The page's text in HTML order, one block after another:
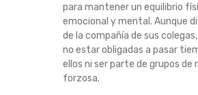
para mantener un equilibrio
emocional y mental. Aunque
de la compañía de sus
no estar obligadas a pasar
ellos ni ser parte de grupos de
forzosa.